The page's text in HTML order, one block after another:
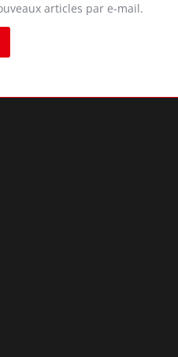
articles par e-mail.